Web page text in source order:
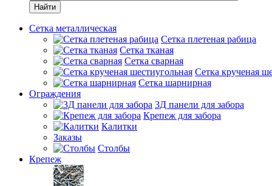
Найти
Сетка металлическая
Сетка плетеная рабица
Сетка тканая
Сетка сварная
Сетка крученая
Сетка шарнирная
Ограждения
3Д панели для забора
Крепеж для забора
Калитки
Заказы
Столбы
Крепеж